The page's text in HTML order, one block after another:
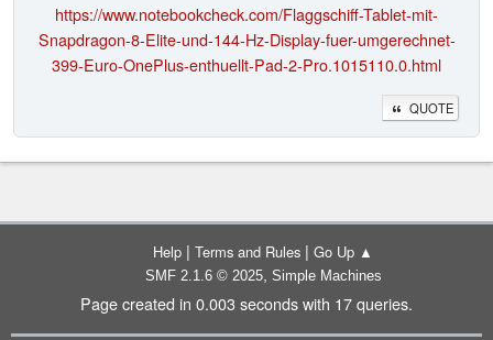
https://www.notebookcheck.com/Flaggschiff-Tablet-mit-
Snapdragon-8-Elite-und-144-Hz-Display-fuer-umgerechnet-
399-Euro-OnePlus-enthuellt-Pad-2-Pro.1015110.0.html
QUOTE
Help | Terms and Rules | Go Up ▲
SMF 2.1.6 © 2025, Simple Machines
Page created in 0.003 seconds with 17 queries.